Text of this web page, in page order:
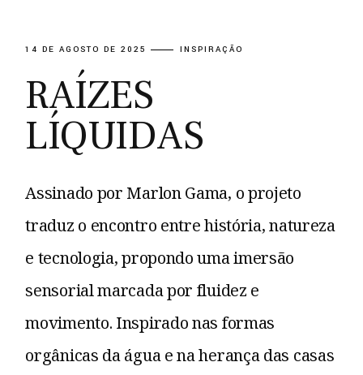
14 DE AGOSTO DE 2025 INSPIRAÇÃO
RAÍZES
LÍQUIDAS
Assinado por Marlon Gama, o projeto
traduz o encontro entre história, natureza
e tecnologia, propondo uma imersão
sensorial marcada por fluidez e
movimento. Inspirado nas formas
orgânicas da água e na herança das casas